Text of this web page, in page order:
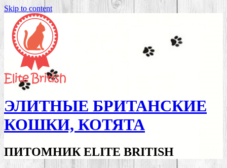
Skip to content
ЭЛИТНЫЕ БРИТАНСКИЕ
КОШКИ, КОТЯТА
ПИТОМНИК ELITE BRITISH